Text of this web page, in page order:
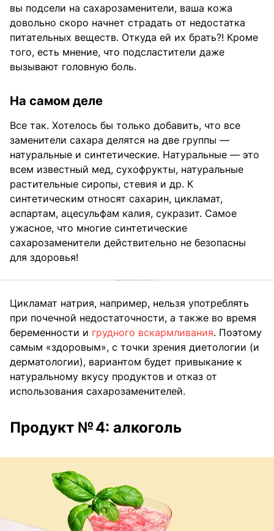
вы подсели на сахарозаменители, ваша кожа
довольно скоро начнет страдать от недостатка
питательных веществ. Откуда ей их брать?! Кроме
того, есть мнение, что подсластители даже
вызывают головную боль.
На самом деле
Все так. Хотелось бы только добавить, что все
заменители сахара делятся на две группы —
натуральные и синтетические. Натуральные — это
всем известный мед, сухофрукты, натуральные
растительные сиропы, стевия и др. К
синтетическим относят сахарин, цикламат,
аспартам, ацесульфам калия, сукразит. Самое
ужасное, что многие синтетические
сахарозаменители действительно не безопасны
для здоровья!
Цикламат натрия, например, нельзя употреблять
при почечной недостаточности, а также во время
беременности и грудного вскармливания. Поэтому
самым «здоровым», с точки зрения диетологии (и
дерматологии), вариантом будет привыкание к
натуральному вкусу продуктов и отказ от
использования сахарозаменителей.
Продукт № 4: алкоголь